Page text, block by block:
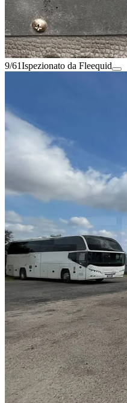
9/61Ispezionato da Fleequid